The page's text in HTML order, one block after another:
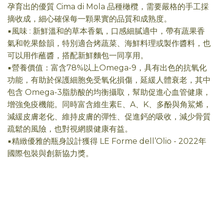
孕育出的優質 Cima di Mola 品種橄欖，需要嚴格的手工採
摘收成，細心確保每一顆果實的品質和成熟度。
▪風味 : 新鮮溫和的草本香氣，口感細膩適中，帶有蔬果香
氣和乾果餘韻，特別適合烤蔬菜、海鮮料理或製作醬料，也
可以用作蘸醬，搭配新鮮麵包一同享用。
▪營養價值：富含78%以上Omega-9，具有出色的抗氧化
功能，有助於保護細胞免受氧化損傷，延緩人體衰老，其中
包含 Omega-3脂肪酸的均衡攝取，幫助促進心血管健康，
增強免疫機能。同時富含維生素E、A、K、多酚與角鯊烯，
減緩皮膚老化、維持皮膚的彈性、促進鈣的吸收，減少骨質
疏鬆的風險，也對視網膜健康有益。
▪精緻優雅的瓶身設計獲得 LE Forme dell’Olio - 2022年
國際包裝與創新協力獎。